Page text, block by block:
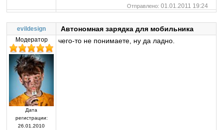
Отправлено: 01.01.2011 19:24
evildesign Автономная зарядка для мобильника
Модератор
Дата
регистрации:
26.01.2010
чего-то не понимаете, ну да ладно.